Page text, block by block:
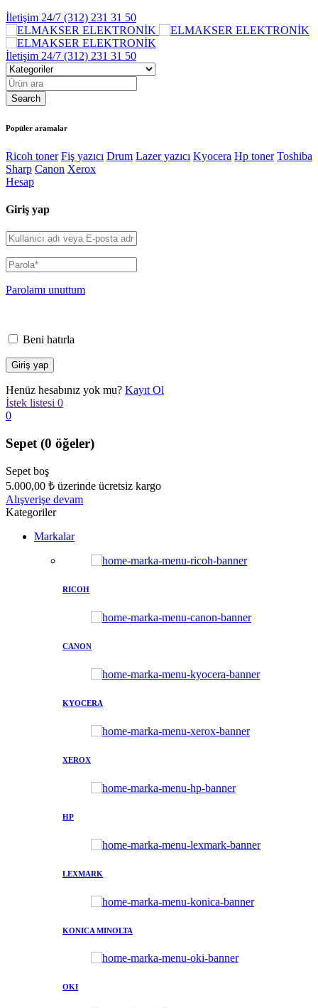
İletişim 24/7 (312) 231 31 50
İletişim 24/7 (312) 231 31 50
Popüler aramalar
Ricoh toner Fiş yazıcı Drum Lazer yazıcı Kyocera Hp toner Toshiba
Sharp Canon Xerox
Hesap
Giriş yap
Parolamı unuttum
Beni hatırla
Henüz hesabınız yok mu? Kayıt Ol
İstek listesi 0
0
Sepet (0 öğeler)
Sepet boş
5.000,00 ₺ üzerinde ücretsiz kargo
Alışverişe devam
Kategoriler
Markalar
RICOH
CANON
KYOCERA
XEROX
HP
LEXMARK
KONICA MINOLTA
OKI